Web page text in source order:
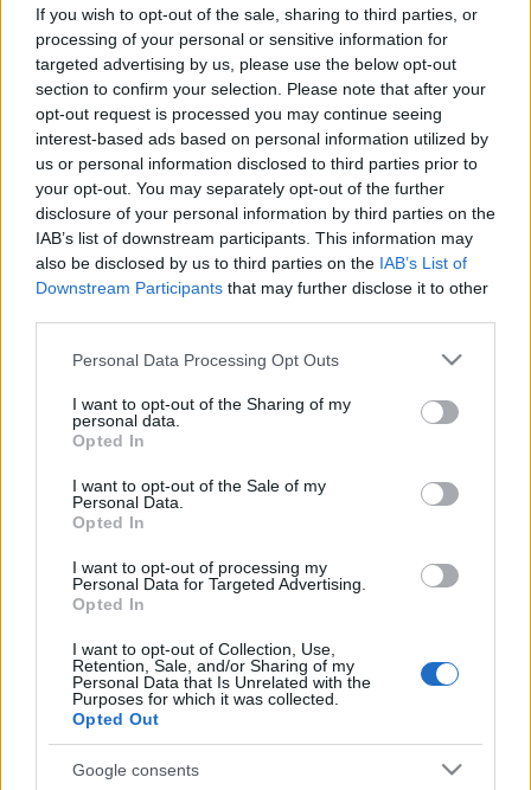
If you wish to opt-out of the sale, sharing to third parties, or
processing of your personal or sensitive information for
targeted advertising by us, please use the below opt-out
section to confirm your selection. Please note that after your
opt-out request is processed you may continue seeing
interest-based ads based on personal information utilized by
us or personal information disclosed to third parties prior to
your opt-out. You may separately opt-out of the further
disclosure of your personal information by third parties on the
IAB’s list of downstream participants. This information may
also be disclosed by us to third parties on the IAB’s List of
Downstream Participants that may further disclose it to other
Please note that this website/app uses one or more Google
not limited to your visit or usage behaviour. You may click to
grant or deny consent to Google and its third-party tags to
use your data for below specified purposes in below Google
consent section.
Personal Data Processing Opt Outs
I want to opt-out of the Sharing of my
personal data.
Opted In
I want to opt-out of the Sale of my
Personal Data.
Opted In
I want to opt-out of processing my
Personal Data for Targeted Advertising.
Opted In
I want to opt-out of Collection, Use,
Retention, Sale, and/or Sharing of my
Personal Data that Is Unrelated with the
Purposes for which it was collected.
Opted Out
Google consents
Kisplasztikák, plakátok és táblaképek, fotók és vázlatrajzok,
sportversenyeken készített fekete-fehér filmek vezetik
végig a látogatót azokon a gondolati csomópontokon,
amelyeket a kurátorok a sport kapcsán fontosnak tartottak
kiemelni. Bátran és határozottan tágították a sport
látókörét: nem csupán a futurizmus festői eredményeit, a
harmincas évek klasszicizáló szobrászatát, vagy az ötvenes
évek szocreál plakátjait emelték ki, de hatalom és sport
szoros viszonyát, a tömegrendezvényekbe burkolt politikai
rendezvényeiről ?, vagy a kortárs sportfotográfia
pszichologizáló irányát is.
A tárlatnak az olimpia csupán apropója, nem tárgya. De a
válogatás mozgósítja azokat az érzelmeket és
tudattartalmakat, amelyeket a hamarosan kezdődő olimpiai
játékok mindenkiben felszínre hoznak. Versengés,
győzelem, szépség és siker ? ősi vágyak, a túlélést
biztosító ösztönök, egyben a hatalomra törő ember
eszközei. A tárlat ennek megfelelően hol a társadalmi